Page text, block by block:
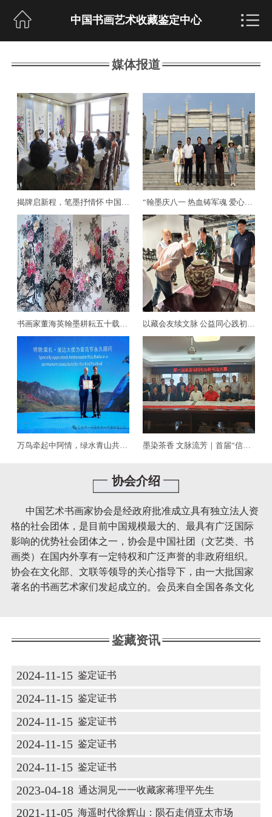
网站首页
协会动态
媒体报道
鉴藏资讯
中心领导
协会典籍
书画润格
奇石收藏
联谊笔会
 中国书画艺术收藏鉴定中心 
媒体报道
“翰墨庆八一 热血铸军魂 爱心慈善行” 山东江源文化产业基地“翰墨庆八一 热血铸军魂 爱心慈善行”书画作品展暨慈善慰问活动
万鸟牵起中阿情，绿水青山共前行——第八届6·17艾雅康世界爱鸟节走进阿尔巴尼亚驻华大使馆 墨染茶香 文脉流芳｜首届“信阳毛尖杯”全国书画展在信阳国际茶城启幕
协会介绍
中国艺术书画家协会是经政府批准成立具有独立法人资
格的社会团体，是目前中国规模最大的、最具有广泛国际
影响的优势社会团体之一，协会是中国社团（文艺类、书
画类）在国内外享有一定特权和广泛声誉的非政府组织。
协会在文化部、文联等领导的关心指导下，由一大批国家
著名的书画艺术家们发起成立的。会员来自全国各条文化
有执着追求精神，他们用自己的艺术人生在全心全意的为
鉴藏资讯
鉴定证书
2024-11-15
鉴定证书
2024-11-15
鉴定证书
2024-11-15
鉴定证书
2024-11-15
鉴定证书
2024-11-15
通达洞见一一收藏家蒋理平先生
2023-04-18
海遥时代徐辉山：陨石走俏亚太市场
2021-11-05